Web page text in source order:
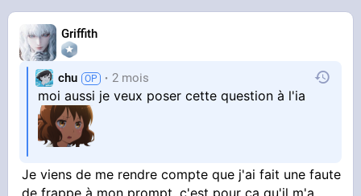
Griffith
chu 2 mois
moi aussi je veux poser cette question à l'ia
Je viens de me rendre compte que j'ai fait une faute
de frappe à mon prompt, c'est pour ça qu'il m'a